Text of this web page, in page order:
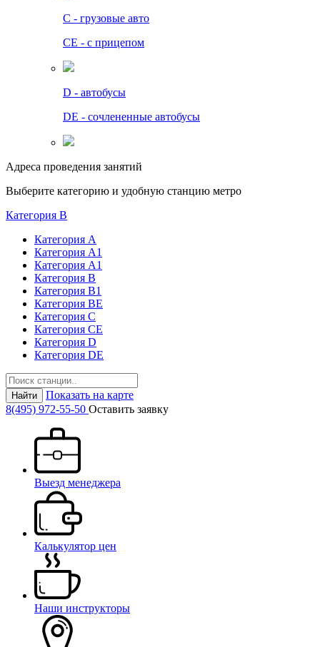
C - грузовые авто
СЕ - с прицепом
D - автобусы
DE - сочлененные автобусы
Адреса проведения занятий
Выберите категорию и удобную станцию метро
Категория B
Категория А
Категория А1
Категория А1
Категория В
Категория В1
Категория BE
Категория С
Категория СЕ
Категория D
Категория DE
Найти
Показать на карте
8(495) 972-55-50 Оставить заявку
Выезд менеджера
Калькулятор цен
Наши инструкторы